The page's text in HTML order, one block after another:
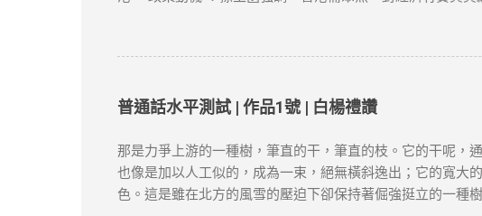
類）。 合約與職位匹配 ：受聘工作須與學歷及專業相符，
明（租約、水電單）、公司地址及薪俸稅/利得稅單，證明
符合「合理規模業務」標準。 4. 家庭成員在港生活 配偶與
等）。 2. 常見拒簽原因與避坑建議 誤區一：依賴「空殼公
未提供合理解釋，可能被視為「非通常居住」。 誤區三：
1. 專業規劃與長期布局 薪俸稅與利得稅區分 ：自雇者需注
普通話水平測試 | 作品1號 | 白楊禮讚
那是力爭上游的一種樹，筆直的干，筆直的枝。它的干呢，
也像是加以人工似的，成為一束，絕無橫斜逸出；它的寬大
色。這是雖在北方的風雪的壓迫下卻保持著倔強挺立的一種